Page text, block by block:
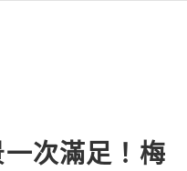
次滿足！梅